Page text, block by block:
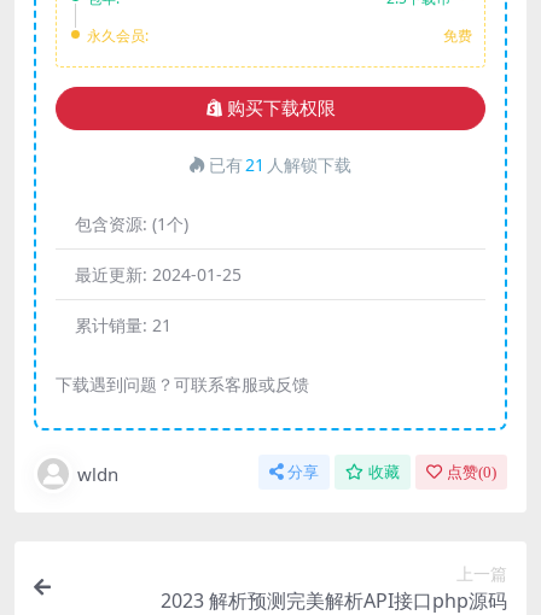
永久会员: 免费
购买下载权限
已有21 人解锁下载
包含资源: (1个)
最近更新: 2024-01-25
累计销量: 21
下载遇到问题？可联系客服或反馈
wldn 分享 收藏 点赞(0)
上一篇
2023 解析预测完美解析API接口php源码